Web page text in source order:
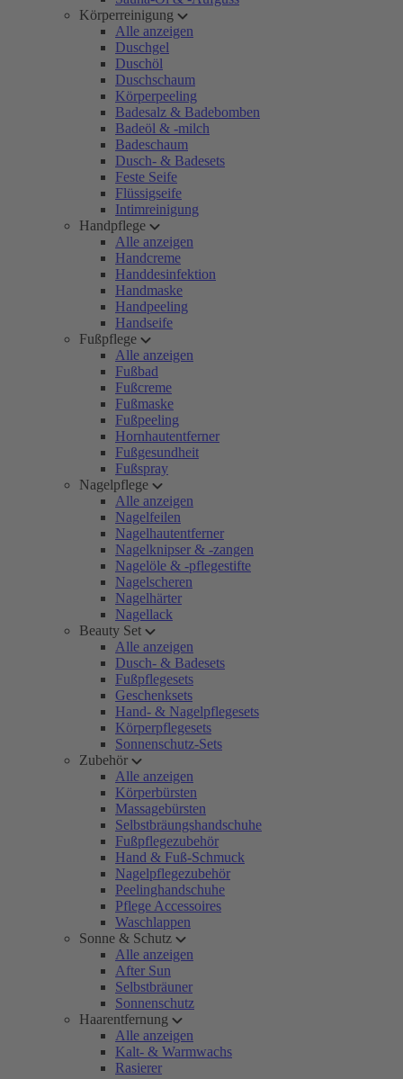
Körperreinigung
Alle anzeigen
Duschgel
Duschöl
Duschschaum
Körperpeeling
Badesalz & Badebomben
Badeöl & -milch
Badeschaum
Dusch- & Badesets
Feste Seife
Flüssigseife
Intimreinigung
Handpflege
Alle anzeigen
Handcreme
Handdesinfektion
Handmaske
Handpeeling
Handseife
Fußpflege
Alle anzeigen
Fußbad
Fußcreme
Fußmaske
Fußpeeling
Hornhautentferner
Fußgesundheit
Fußspray
Nagelpflege
Alle anzeigen
Nagelfeilen
Nagelhautentferner
Nagelknipser & -zangen
Nagelöle & -pflegestifte
Nagelscheren
Nagelhärter
Nagellack
Beauty Set
Alle anzeigen
Dusch- & Badesets
Fußpflegesets
Geschenksets
Hand- & Nagelpflegesets
Körperpflegesets
Sonnenschutz-Sets
Zubehör
Alle anzeigen
Körperbürsten
Massagebürsten
Selbstbräungshandschuhe
Fußpflegezubehör
Hand & Fuß-Schmuck
Nagelpflegezubehör
Peelinghandschuhe
Pflege Accessoires
Waschlappen
Sonne & Schutz
Alle anzeigen
After Sun
Selbstbräuner
Sonnenschutz
Haarentfernung
Alle anzeigen
Kalt- & Warmwachs
Rasierer